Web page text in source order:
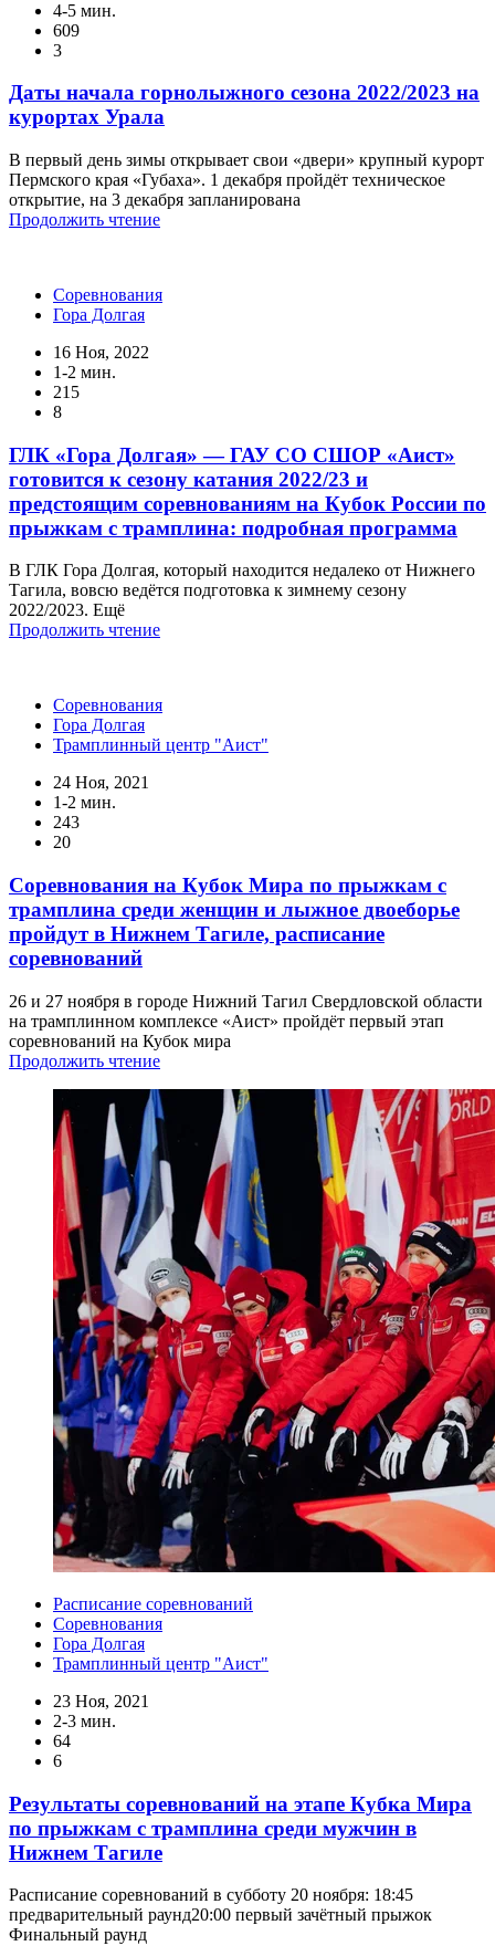
4-5 мин.
609
3
Даты начала горнолыжного сезона 2022/2023 на
курортах Урала
В первый день зимы открывает свои «двери» крупный курорт
Пермского края «Губаха». 1 декабря пройдёт техническое
открытие, на 3 декабря запланирована
Продолжить чтение
Соревнования
Гора Долгая
16 Ноя, 2022
1-2 мин.
215
8
ГЛК «Гора Долгая» — ГАУ СО СШОР «Аист»
готовится к сезону катания 2022/23 и
предстоящим соревнованиям на Кубок России по
прыжкам с трамплина: подробная программа
В ГЛК Гора Долгая, который находится недалеко от Нижнего
Тагила, вовсю ведётся подготовка к зимнему сезону
2022/2023. Ещё
Продолжить чтение
Соревнования
Гора Долгая
Трамплинный центр "Аист"
24 Ноя, 2021
1-2 мин.
243
20
Соревнования на Кубок Мира по прыжкам с
трамплина среди женщин и лыжное двоеборье
пройдут в Нижнем Тагиле, расписание
соревнований
26 и 27 ноября в городе Нижний Тагил Свердловской области
на трамплинном комплексе «Аист» пройдёт первый этап
соревнований на Кубок мира
Продолжить чтение
Расписание соревнований
Соревнования
Гора Долгая
Трамплинный центр "Аист"
23 Ноя, 2021
2-3 мин.
64
6
Результаты соревнований на этапе Кубка Мира
по прыжкам с трамплина среди мужчин в
Нижнем Тагиле
Расписание соревнований в субботу 20 ноября: 18:45
предварительный раунд20:00 первый зачётный прыжок
Финальный раунд